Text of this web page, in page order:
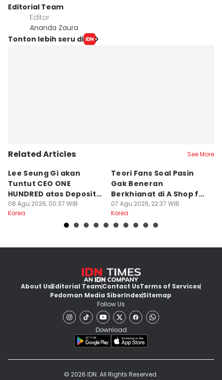
Editorial Team
Editor
Ananda Zaura
Tonton lebih seru di
Related Articles See More
Lee Seung Gi akan
Tuntut CEO ONE
HUNDRED atas Deposit
Rumah Rp132 M
08 Agu 2026, 00:37 WIB
Korea
Teori Fans Soal Pasin
Gak Beneran
Berkhianat di A Shop for
Killers 2
07 Agu 2026, 22:37 WIB
Korea
About UsEditorial TeamContact UsTerms of Services
Pedoman Media SiberIndexSitemap
Follow Us
Download
© 2026 IDN. All Rights Reserved.